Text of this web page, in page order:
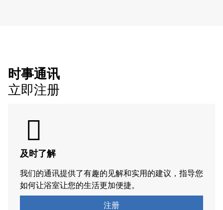
时事通讯
立即注册
及时了解
我们的通讯提供了有趣的见解和实用的建议，指导您
如何让浴室让您的生活更加便捷。
注册